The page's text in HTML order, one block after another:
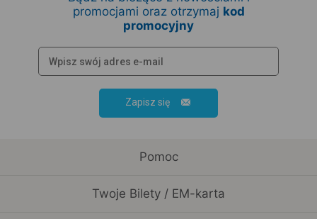
promocjami oraz otrzymaj kod
promocyjny
Zapisz się
Pomoc
Twoje Bilety / EM-karta